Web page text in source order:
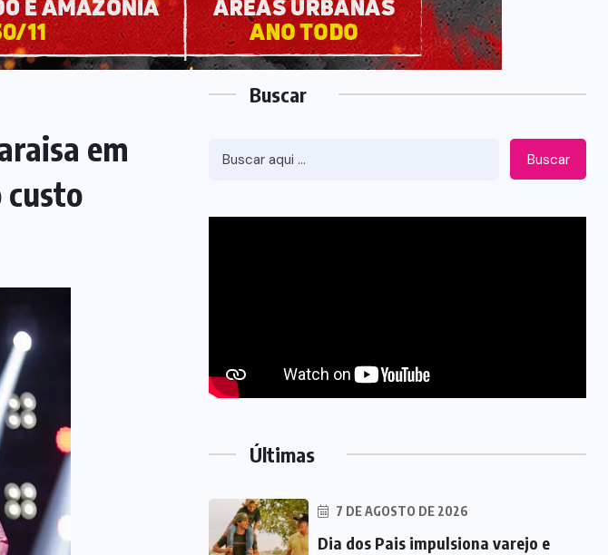
em
Buscar
Buscar
Últimas
7 DE AGOSTO DE 2026
Dia dos Pais impulsiona varejo e